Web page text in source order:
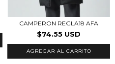
CAMPERON REGLA18 AFA
$74.55 USD
AGREGAR AL CARRITO